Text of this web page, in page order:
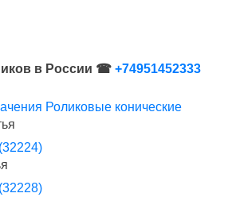
в России ☎ +74951452333
Роликовые конические